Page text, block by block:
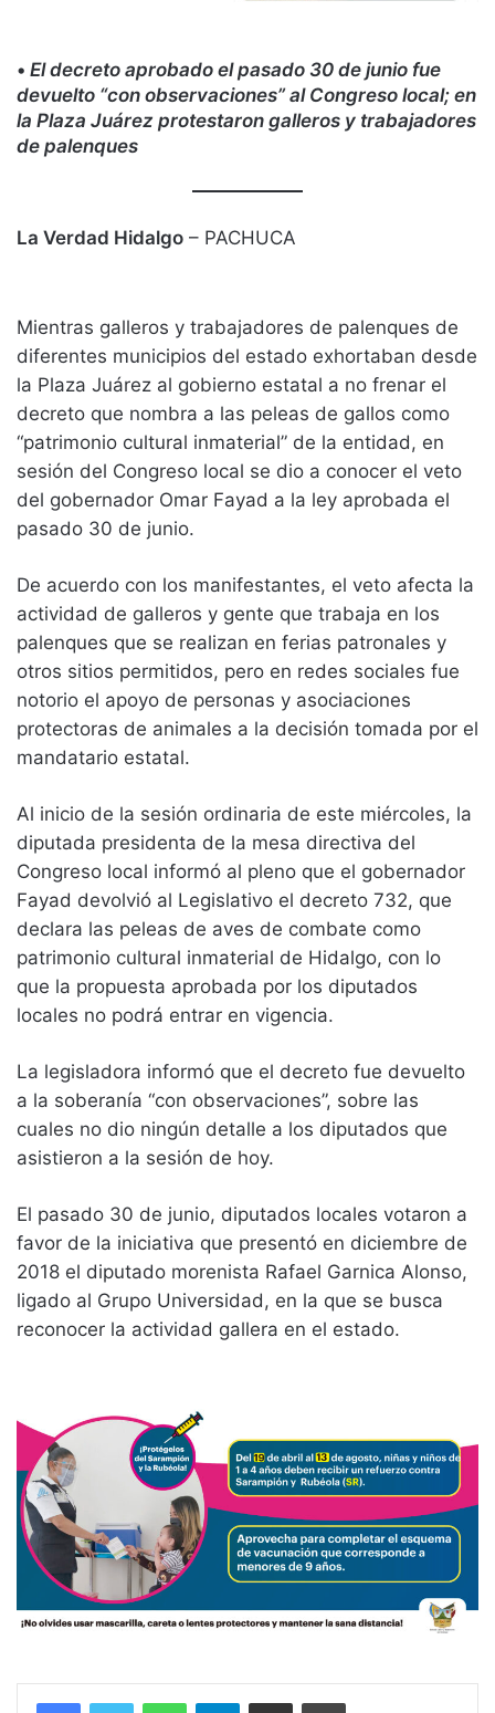
• El decreto aprobado el pasado 30 de junio fue
devuelto “con observaciones” al Congreso local; en
la Plaza Juárez protestaron galleros y trabajadores
de palenques
La Verdad Hidalgo – PACHUCA
Mientras galleros y trabajadores de palenques de
diferentes municipios del estado exhortaban desde
la Plaza Juárez al gobierno estatal a no frenar el
decreto que nombra a las peleas de gallos como
“patrimonio cultural inmaterial” de la entidad, en
sesión del Congreso local se dio a conocer el veto
del gobernador Omar Fayad a la ley aprobada el
pasado 30 de junio.
De acuerdo con los manifestantes, el veto afecta la
actividad de galleros y gente que trabaja en los
palenques que se realizan en ferias patronales y
otros sitios permitidos, pero en redes sociales fue
notorio el apoyo de personas y asociaciones
protectoras de animales a la decisión tomada por el
mandatario estatal.
Al inicio de la sesión ordinaria de este miércoles, la
diputada presidenta de la mesa directiva del
Congreso local informó al pleno que el gobernador
Fayad devolvió al Legislativo el decreto 732, que
declara las peleas de aves de combate como
patrimonio cultural inmaterial de Hidalgo, con lo
que la propuesta aprobada por los diputados
locales no podrá entrar en vigencia.
La legisladora informó que el decreto fue devuelto
a la soberanía “con observaciones”, sobre las
cuales no dio ningún detalle a los diputados que
asistieron a la sesión de hoy.
El pasado 30 de junio, diputados locales votaron a
favor de la iniciativa que presentó en diciembre de
2018 el diputado morenista Rafael Garnica Alonso,
ligado al Grupo Universidad, en la que se busca
reconocer la actividad gallera en el estado.
WhatsAppTelegramCompartir vía email Imprimir